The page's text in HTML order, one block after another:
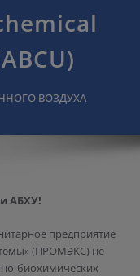
ВОЗДУХА
АБХУ!
предприятие
(ПРОМЭКС) не
биохимических